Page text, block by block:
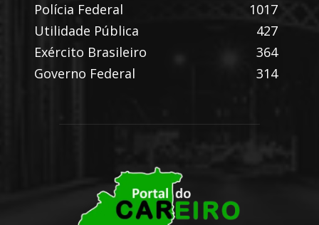
Polícia Federal
1017
Utilidade Pública
427
Exército Brasileiro
364
Governo Federal
314